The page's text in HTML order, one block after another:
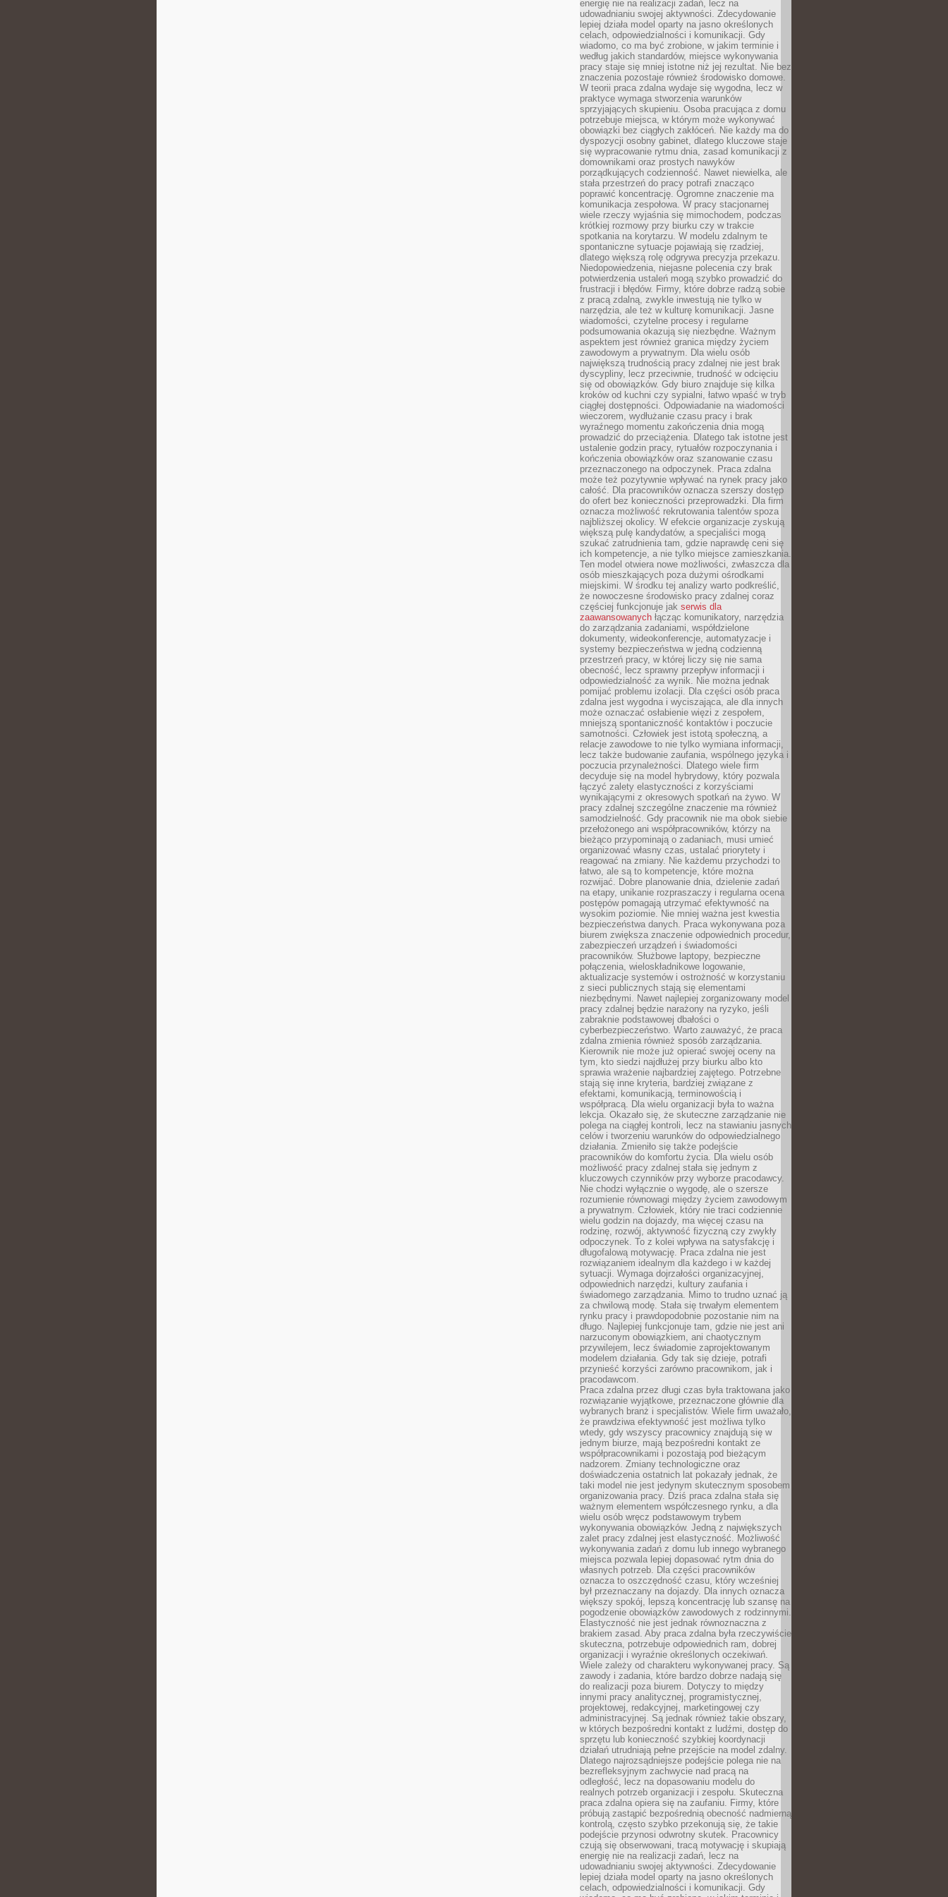
energię nie na realizacji zadań, lecz na
udowadnianiu swojej aktywności. Zdecydowanie
lepiej działa model oparty na jasno określonych
celach, odpowiedzialności i komunikacji. Gdy
wiadomo, co ma być zrobione, w jakim terminie i
według jakich standardów, miejsce wykonywania
pracy staje się mniej istotne niż jej rezultat. Nie bez
znaczenia pozostaje również środowisko domowe.
W teorii praca zdalna wydaje się wygodna, lecz w
praktyce wymaga stworzenia warunków
sprzyjających skupieniu. Osoba pracująca z domu
potrzebuje miejsca, w którym może wykonywać
obowiązki bez ciągłych zakłóceń. Nie każdy ma do
dyspozycji osobny gabinet, dlatego kluczowe staje
się wypracowanie rytmu dnia, zasad komunikacji z
domownikami oraz prostych nawyków
porządkujących codzienność. Nawet niewielka, ale
stała przestrzeń do pracy potrafi znacząco
poprawić koncentrację. Ogromne znaczenie ma
komunikacja zespołowa. W pracy stacjonarnej
wiele rzeczy wyjaśnia się mimochodem, podczas
krótkiej rozmowy przy biurku czy w trakcie
spotkania na korytarzu. W modelu zdalnym te
spontaniczne sytuacje pojawiają się rzadziej,
dlatego większą rolę odgrywa precyzja przekazu.
Niedopowiedzenia, niejasne polecenia czy brak
potwierdzenia ustaleń mogą szybko prowadzić do
frustracji i błędów. Firmy, które dobrze radzą sobie
z pracą zdalną, zwykle inwestują nie tylko w
narzędzia, ale też w kulturę komunikacji. Jasne
wiadomości, czytelne procesy i regularne
podsumowania okazują się niezbędne. Ważnym
aspektem jest również granica między życiem
zawodowym a prywatnym. Dla wielu osób
największą trudnością pracy zdalnej nie jest brak
dyscypliny, lecz przeciwnie, trudność w odcięciu
się od obowiązków. Gdy biuro znajduje się kilka
kroków od kuchni czy sypialni, łatwo wpaść w tryb
ciągłej dostępności. Odpowiadanie na wiadomości
wieczorem, wydłużanie czasu pracy i brak
wyraźnego momentu zakończenia dnia mogą
prowadzić do przeciążenia. Dlatego tak istotne jest
ustalenie godzin pracy, rytuałów rozpoczynania i
kończenia obowiązków oraz szanowanie czasu
przeznaczonego na odpoczynek. Praca zdalna
może też pozytywnie wpływać na rynek pracy jako
całość. Dla pracowników oznacza szerszy dostęp
do ofert bez konieczności przeprowadzki. Dla firm
oznacza możliwość rekrutowania talentów spoza
najbliższej okolicy. W efekcie organizacje zyskują
większą pulę kandydatów, a specjaliści mogą
szukać zatrudnienia tam, gdzie naprawdę ceni się
ich kompetencje, a nie tylko miejsce zamieszkania.
Ten model otwiera nowe możliwości, zwłaszcza dla
osób mieszkających poza dużymi ośrodkami
miejskimi. W środku tej analizy warto podkreślić,
że nowoczesne środowisko pracy zdalnej coraz
częściej funkcjonuje jak serwis dla
zaawansowanych łącząc komunikatory, narzędzia
do zarządzania zadaniami, współdzielone
dokumenty, wideokonferencje, automatyzacje i
systemy bezpieczeństwa w jedną codzienną
przestrzeń pracy, w której liczy się nie sama
obecność, lecz sprawny przepływ informacji i
odpowiedzialność za wynik. Nie można jednak
pomijać problemu izolacji. Dla części osób praca
zdalna jest wygodna i wyciszająca, ale dla innych
może oznaczać osłabienie więzi z zespołem,
mniejszą spontaniczność kontaktów i poczucie
samotności. Człowiek jest istotą społeczną, a
relacje zawodowe to nie tylko wymiana informacji,
lecz także budowanie zaufania, wspólnego języka i
poczucia przynależności. Dlatego wiele firm
decyduje się na model hybrydowy, który pozwala
łączyć zalety elastyczności z korzyściami
wynikającymi z okresowych spotkań na żywo. W
pracy zdalnej szczególne znaczenie ma również
samodzielność. Gdy pracownik nie ma obok siebie
przełożonego ani współpracowników, którzy na
bieżąco przypominają o zadaniach, musi umieć
organizować własny czas, ustalać priorytety i
reagować na zmiany. Nie każdemu przychodzi to
łatwo, ale są to kompetencje, które można
rozwijać. Dobre planowanie dnia, dzielenie zadań
na etapy, unikanie rozpraszaczy i regularna ocena
postępów pomagają utrzymać efektywność na
wysokim poziomie. Nie mniej ważna jest kwestia
bezpieczeństwa danych. Praca wykonywana poza
biurem zwiększa znaczenie odpowiednich procedur,
zabezpieczeń urządzeń i świadomości
pracowników. Służbowe laptopy, bezpieczne
połączenia, wieloskładnikowe logowanie,
aktualizacje systemów i ostrożność w korzystaniu
z sieci publicznych stają się elementami
niezbędnymi. Nawet najlepiej zorganizowany model
pracy zdalnej będzie narażony na ryzyko, jeśli
zabraknie podstawowej dbałości o
cyberbezpieczeństwo. Warto zauważyć, że praca
zdalna zmienia również sposób zarządzania.
Kierownik nie może już opierać swojej oceny na
tym, kto siedzi najdłużej przy biurku albo kto
sprawia wrażenie najbardziej zajętego. Potrzebne
stają się inne kryteria, bardziej związane z
efektami, komunikacją, terminowością i
współpracą. Dla wielu organizacji była to ważna
lekcja. Okazało się, że skuteczne zarządzanie nie
polega na ciągłej kontroli, lecz na stawianiu jasnych
celów i tworzeniu warunków do odpowiedzialnego
działania. Zmieniło się także podejście
pracowników do komfortu życia. Dla wielu osób
możliwość pracy zdalnej stała się jednym z
kluczowych czynników przy wyborze pracodawcy.
Nie chodzi wyłącznie o wygodę, ale o szersze
rozumienie równowagi między życiem zawodowym
a prywatnym. Człowiek, który nie traci codziennie
wielu godzin na dojazdy, ma więcej czasu na
rodzinę, rozwój, aktywność fizyczną czy zwykły
odpoczynek. To z kolei wpływa na satysfakcję i
długofalową motywację. Praca zdalna nie jest
rozwiązaniem idealnym dla każdego i w każdej
sytuacji. Wymaga dojrzałości organizacyjnej,
odpowiednich narzędzi, kultury zaufania i
świadomego zarządzania. Mimo to trudno uznać ją
za chwilową modę. Stała się trwałym elementem
rynku pracy i prawdopodobnie pozostanie nim na
długo. Najlepiej funkcjonuje tam, gdzie nie jest ani
narzuconym obowiązkiem, ani chaotycznym
przywilejem, lecz świadomie zaprojektowanym
modelem działania. Gdy tak się dzieje, potrafi
przynieść korzyści zarówno pracownikom, jak i
pracodawcom.
Praca zdalna przez długi czas była traktowana jako
rozwiązanie wyjątkowe, przeznaczone głównie dla
wybranych branż i specjalistów. Wiele firm uważało,
że prawdziwa efektywność jest możliwa tylko
wtedy, gdy wszyscy pracownicy znajdują się w
jednym biurze, mają bezpośredni kontakt ze
współpracownikami i pozostają pod bieżącym
nadzorem. Zmiany technologiczne oraz
doświadczenia ostatnich lat pokazały jednak, że
taki model nie jest jedynym skutecznym sposobem
organizowania pracy. Dziś praca zdalna stała się
ważnym elementem współczesnego rynku, a dla
wielu osób wręcz podstawowym trybem
wykonywania obowiązków. Jedną z największych
zalet pracy zdalnej jest elastyczność. Możliwość
wykonywania zadań z domu lub innego wybranego
miejsca pozwala lepiej dopasować rytm dnia do
własnych potrzeb. Dla części pracowników
oznacza to oszczędność czasu, który wcześniej
był przeznaczany na dojazdy. Dla innych oznacza
większy spokój, lepszą koncentrację lub szansę na
pogodzenie obowiązków zawodowych z rodzinnymi.
Elastyczność nie jest jednak równoznaczna z
brakiem zasad. Aby praca zdalna była rzeczywiście
skuteczna, potrzebuje odpowiednich ram, dobrej
organizacji i wyraźnie określonych oczekiwań.
Wiele zależy od charakteru wykonywanej pracy. Są
zawody i zadania, które bardzo dobrze nadają się
do realizacji poza biurem. Dotyczy to między
innymi pracy analitycznej, programistycznej,
projektowej, redakcyjnej, marketingowej czy
administracyjnej. Są jednak również takie obszary,
w których bezpośredni kontakt z ludźmi, dostęp do
sprzętu lub konieczność szybkiej koordynacji
działań utrudniają pełne przejście na model zdalny.
Dlatego najrozsądniejsze podejście polega nie na
bezrefleksyjnym zachwycie nad pracą na
odległość, lecz na dopasowaniu modelu do
realnych potrzeb organizacji i zespołu. Skuteczna
praca zdalna opiera się na zaufaniu. Firmy, które
próbują zastąpić bezpośrednią obecność nadmierną
kontrolą, często szybko przekonują się, że takie
podejście przynosi odwrotny skutek. Pracownicy
czują się obserwowani, tracą motywację i skupiają
energię nie na realizacji zadań, lecz na
udowadnianiu swojej aktywności. Zdecydowanie
lepiej działa model oparty na jasno określonych
celach, odpowiedzialności i komunikacji. Gdy